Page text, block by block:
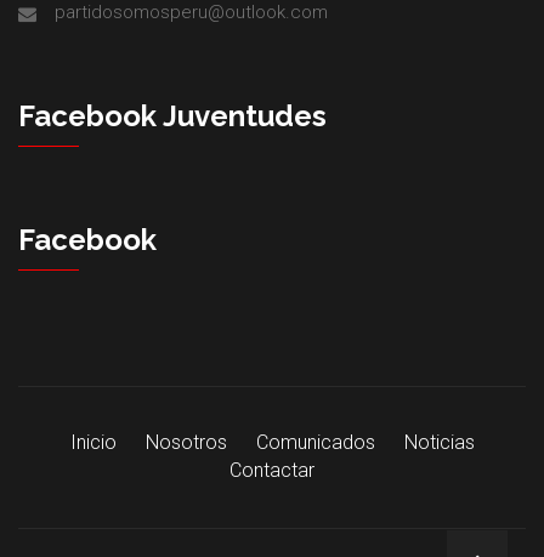
partidosomosperu@outlook.com
Facebook Juventudes
Facebook
Inicio Nosotros Comunicados
Noticias
Contactar